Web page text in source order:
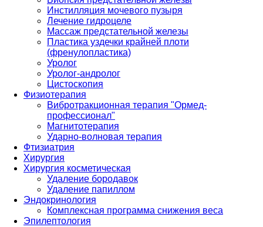
Инстилляция мочевого пузыря
Лечение гидроцеле
Массаж предстательной железы
Пластика уздечки крайней плоти
(френулопластика)
Уролог
Уролог-андролог
Цистоскопия
Физиотерапия
Вибротракционная терапия "Ормед-
профессионал"
Магнитотерапия
Ударно-волновая терапия
Фтизиатрия
Хирургия
Хирургия косметическая
Удаление бородавок
Удаление папиллом
Эндокринология
Комплексная программа снижения веса
Эпилептология